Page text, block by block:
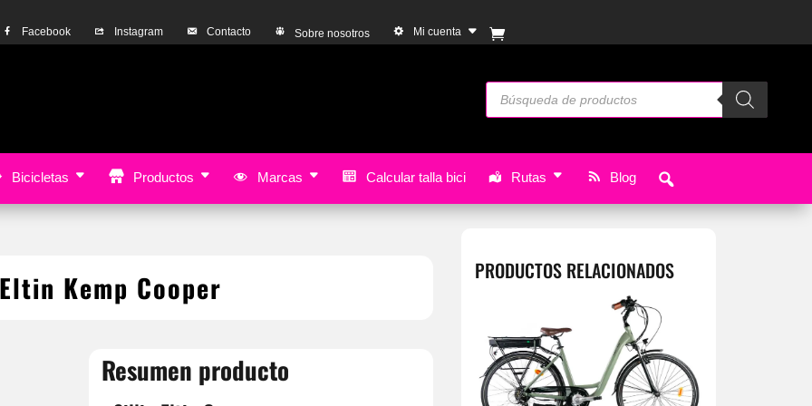
Facebook Instagram Contacto Sobre nosotros Mi cuenta
Búsqueda
de
Bicicletas Productos Marcas Calcular talla bici Rutas Blog
Kemp Cooper
Resumen producto
PRODUCTOS RELACIONADOS